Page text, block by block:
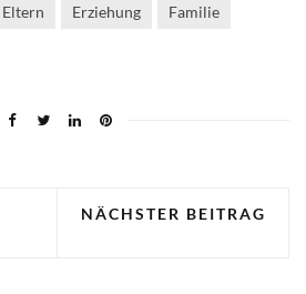
Eltern Erziehung
Familie
NÄCHSTER BEITRAG